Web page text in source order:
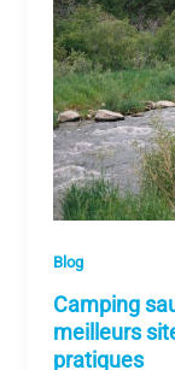
Blog
Camping
meilleurs
pratiques